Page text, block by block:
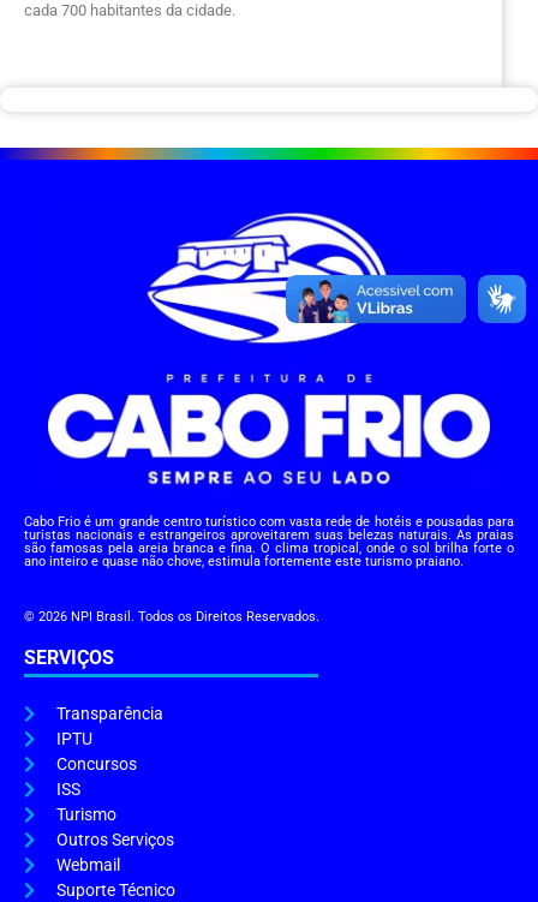
cada 700 habitantes da cidade.
Cabo Frio é um grande centro turístico com vasta rede de hotéis e pousadas para
turistas nacionais e estrangeiros aproveitarem suas belezas naturais. As praias
são famosas pela areia branca e fina. O clima tropical, onde o sol brilha forte o
ano inteiro e quase não chove, estimula fortemente este turismo praiano.
© 2026 NPI Brasil. Todos os Direitos Reservados.
SERVIÇOS
Transparência
IPTU
Concursos
ISS
Turismo
Outros Serviços
Webmail
Suporte Técnico